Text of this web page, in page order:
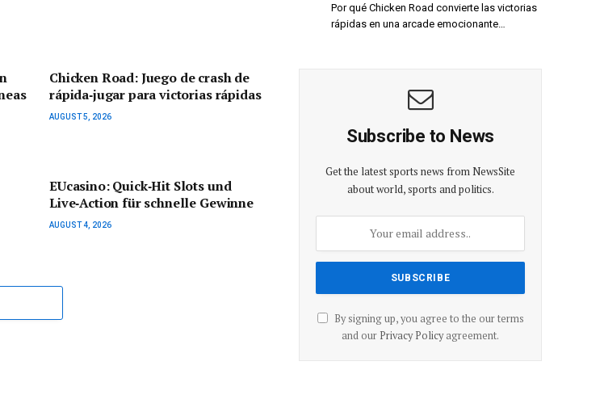
Chicken Road: Juego de crash de
rápida‑jugar para victorias rápidas
AUGUST 5, 2026
EUcasino: Quick‑Hit Slots und
Live‑Action für schnelle Gewinne
AUGUST 4, 2026
Por qué Chicken Road convierte las victorias
rápidas en una arcade emocionante…
Subscribe to News
Get the latest sports news from NewsSite
about world, sports and politics.
By signing up, you agree to the our terms
and our Privacy Policyagreement.